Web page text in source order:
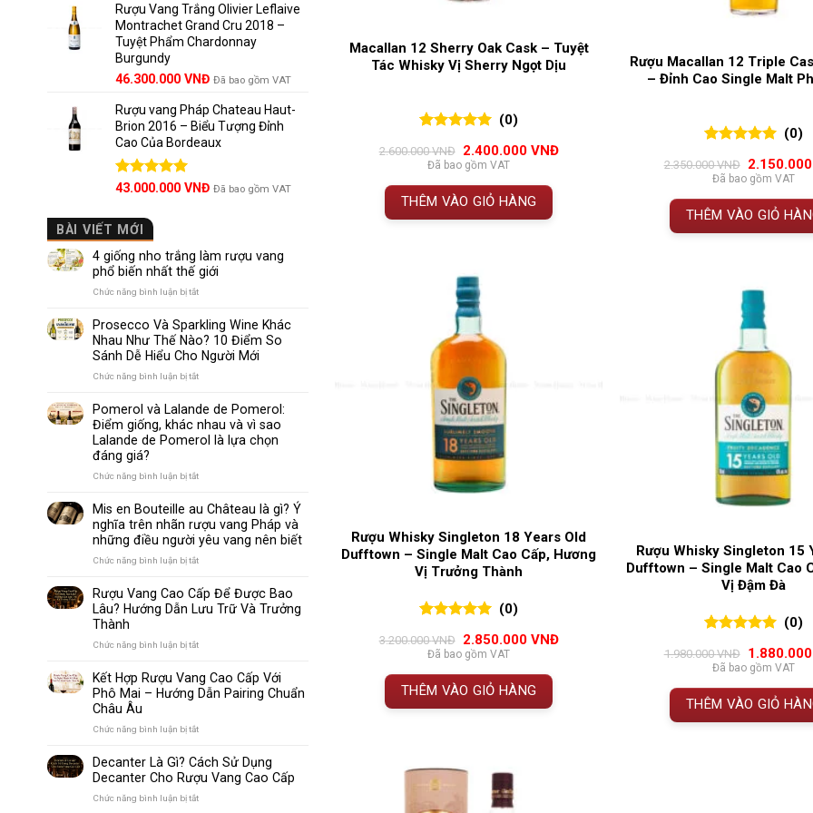
5 sao
Rượu Vang Trắng Olivier Leflaive
Montrachet Grand Cru 2018 –
Tuyệt Phẩm Chardonnay
Burgundy
46.300.000 VNĐ Đã bao gồm VAT
Rượu vang Pháp Chateau Haut-
Brion 2016 – Biểu Tượng Đỉnh
Cao Của Bordeaux
Được xếp
5 sao
43.000.000 VNĐ Đã bao gồm VAT
BÀI VIẾT MỚI
4 giống nho trắng làm rượu vang
phổ biến nhất thế giới
Chức năng bình luận bị tắtở
giống
nho
trắng
làm
biến
nhất
thế
Prosecco Và Sparkling Wine Khác
Nhau Như Thế Nào? 10 Điểm So
Sánh Dễ Hiểu Cho Người Mới
Chức năng bình luận bị tắtở
Và
Sparkling
Wine
Khác
10
Điểm
So
Dễ
Cho
Người
Pomerol và Lalande de Pomerol:
Điểm giống, khác nhau và vì sao
Lalande de Pomerol là lựa chọn
đáng giá?
Chức năng bình luận bị tắtở
Lalande
de
Pomerol:
nhau
và
Pomerol
là
đáng
Mis en Bouteille au Château là gì? Ý
nghĩa trên nhãn rượu vang Pháp và
những điều người yêu vang nên biết
Chức năng bình luận bị tắtở
en
Bouteille
au
nghĩa
trên
và
những
người
Rượu Vang Cao Cấp Để Được Bao
Lâu? Hướng Dẫn Lưu Trữ Và Trưởng
Thành
Chức năng bình luận bị tắtở
Vang
Cao
Cấp
Hướng
Dẫn
Kết Hợp Rượu Vang Cao Cấp Với
Phô Mai – Hướng Dẫn Pairing Chuẩn
Châu Âu
Chức năng bình luận bị tắtở
Hợp
Rượu
Vang
Cao
Decanter Là Gì? Cách Sử Dụng
Decanter Cho Rượu Vang Cao Cấp
Chức năng bình luận bị tắtở
Macallan 12 Sherry Oak Cask – Tuyệt
Tác Whisky Vị Sherry Ngọt Dịu
đánh giá
(0)
2.600.000VNĐ
Giá
gốc
là:
2.600.000 VNĐ.
2.400.000 VNĐGiá
Đã bao gồm VAT
THÊM VÀO GIỎ HÀNG
Rượu Macallan 12 Triple
– Đỉnh Cao Single Malt
đánh giá
(0)
2.350.000VNĐ
Giá
gốc
là:
2.350.000
2.150.000
Đã bao gồm VAT
THÊM VÀO GIỎ
Rượu Whisky Singleton 18 Years Old
Dufftown – Single Malt Cao Cấp, Hương
Vị Trưởng Thành
đánh giá
(0)
3.200.000VNĐ
Giá
gốc
là:
3.200.000 VNĐ.
2.850.000 VNĐGiá
Đã bao gồm VAT
THÊM VÀO GIỎ HÀNG
Rượu Whisky Singleton 15
Dufftown – Single Malt Cao
Vị Đậm Đà
đánh giá
(0)
1.980.000VNĐ
Giá
gốc
là:
1.980.000
1.880.000
Đã bao gồm VAT
THÊM VÀO GIỎ